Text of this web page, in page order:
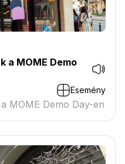
a MOME Demo
Esemény
MOME Demo Day-en